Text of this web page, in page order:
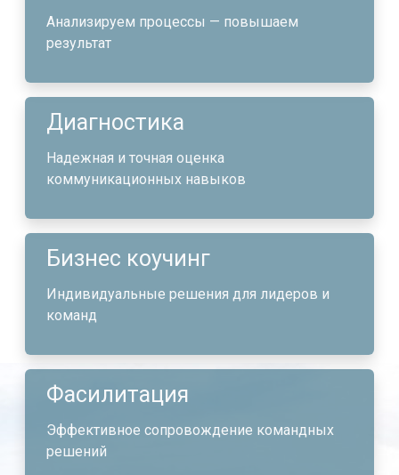
Анализируем процессы — повышаем
результат
Диагностика
Надежная и точная оценка
коммуникационных навыков
Бизнес коучинг
Индивидуальные решения для лидеров и
команд
Фасилитация
Эффективное сопровождение командных
решений